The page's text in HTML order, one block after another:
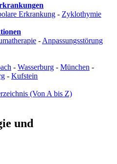
Erkrankung - Zyklothymie
- Anpassungsstörung
- Wasserburg - München -
- Kufstein
(Von A bis Z)
und